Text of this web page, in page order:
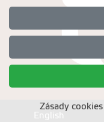
English
Zásady cookies